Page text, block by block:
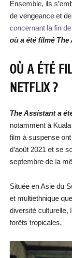
Ensemble, ils
de vengeance et
concernant la fin
où a été filmé
OÙ A ÉTÉ
NETFLIX ?
The Assistant a
notamment à
film à suspense
d’août 2021 et se
septembre de la
Située en Asie du
et multiethnique
diversité culturelle,
forêts tropicales.